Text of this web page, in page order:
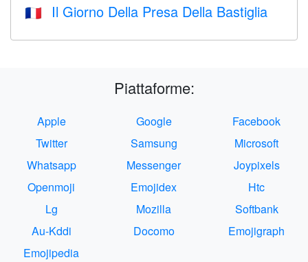
🇫🇷 Il Giorno Della Presa Della Bastiglia
Piattaforme:
Apple Google
Facebook
Twitter
Samsung
Microsoft
Whatsapp
Messenger
Joypixels
Openmoji
Emojidex
Htc
Lg
Mozilla
Softbank
Au-Kddi
Docomo
Emojigraph
Emojipedia